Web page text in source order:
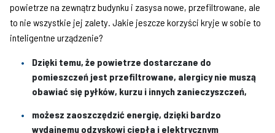
powietrze na zewnątrz budynku i zasysa nowe, przefiltrowane, ale
to nie wszystkie jej zalety. Jakie jeszcze korzyści kryje w sobie to
inteligentne urządzenie?
Dzięki temu, że powietrze dostarczane do
pomieszczeń jest przefiltrowane, alergicy nie muszą
obawiać się pyłków, kurzu i innych zanieczyszczeń,
możesz zaoszczędzić energię, dzięki bardzo
wydajnemu odzyskowi ciepła i elektrycznym